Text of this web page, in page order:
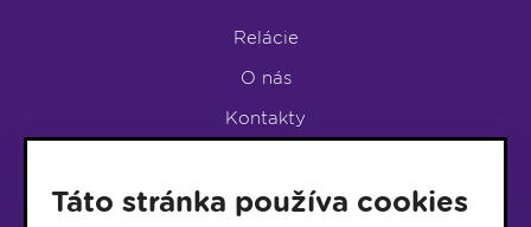
Relácie
O nás
Kontakty
LUMEN KLUB
Táto stránka používa cookies